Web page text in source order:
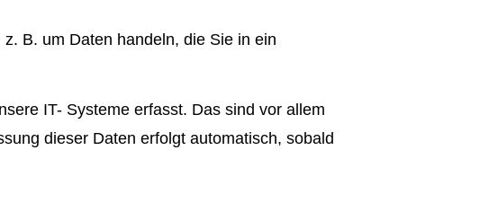
B. um Daten handeln, die Sie in ein
IT- Systeme erfasst. Das sind vor allem
dieser Daten erfolgt automatisch, sobald